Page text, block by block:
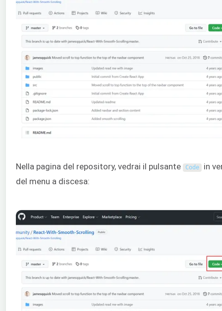
Nella pagina del repository, vedrai il pulsante Code in
del menu a discesa: